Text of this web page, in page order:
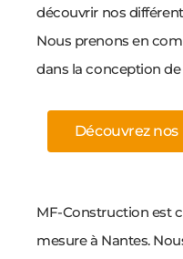
découvrir nos
Nous prenons en
dans la conception
Découvrez
MF-Construction est
mesure à Nantes.